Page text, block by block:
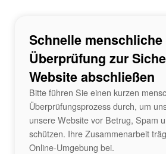
Schnelle menschliche
Überprüfung zur
Website abschließen
Bitte führen Sie einen kurzen
Überprüfungsprozess durch, um
unsere Website vor Betrug, Spam
schützen. Ihre Zusammenarbeit
Online-Umgebung bei.